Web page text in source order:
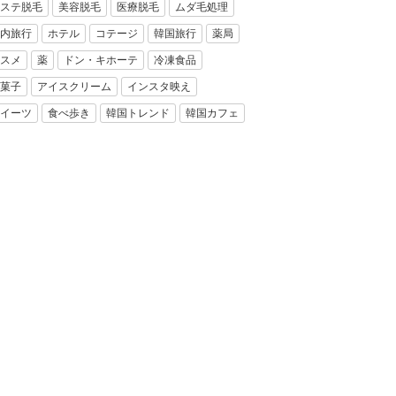
テ脱毛 美容脱毛 医療脱毛 ムダ毛処理
旅行 ホテル コテージ 韓国旅行 薬局
メ 薬 ドン・キホーテ 冷凍食品
子 アイスクリーム インスタ映え
ーツ 食べ歩き 韓国トレンド 韓国カフェ